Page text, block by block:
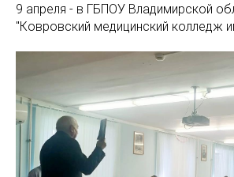
9 апреля - в ГБПОУ Владимирской
"Ковровский медицинский колледж